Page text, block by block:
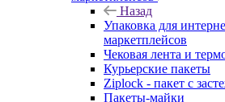
Назад
Упаковка для
маркетплейсов
Чековая лента и
Курьерские пакеты
Ziplock - пакет с
Пакеты-майки